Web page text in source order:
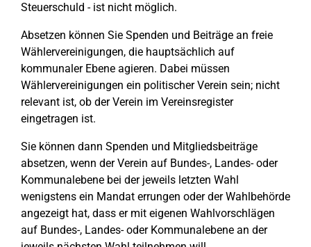
Steuerschuld - ist nicht möglich.
Absetzen können Sie Spenden und Beiträge an freie
Wählervereinigungen, die hauptsächlich auf
kommunaler Ebene agieren. Dabei müssen
Wählervereinigungen ein politischer Verein sein; nicht
relevant ist, ob der Verein im Vereinsregister
eingetragen ist.
Sie können dann Spenden und Mitgliedsbeiträge
absetzen, wenn der Verein auf Bundes-, Landes- oder
Kommunalebene bei der jeweils letzten Wahl
wenigstens ein Mandat errungen oder der Wahlbehörde
angezeigt hat, dass er mit eigenen Wahlvorschlägen
auf Bundes-, Landes- oder Kommunalebene an der